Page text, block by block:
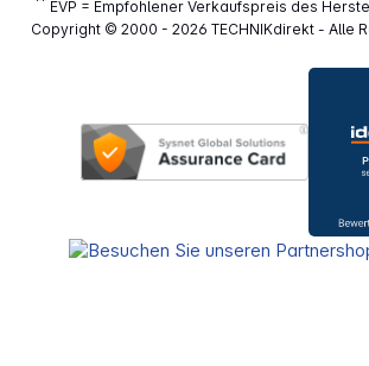
EVP = Empfohlener Verkaufspreis des
Copyright © 2000 - 2026 TECHNIKdirekt - Alle